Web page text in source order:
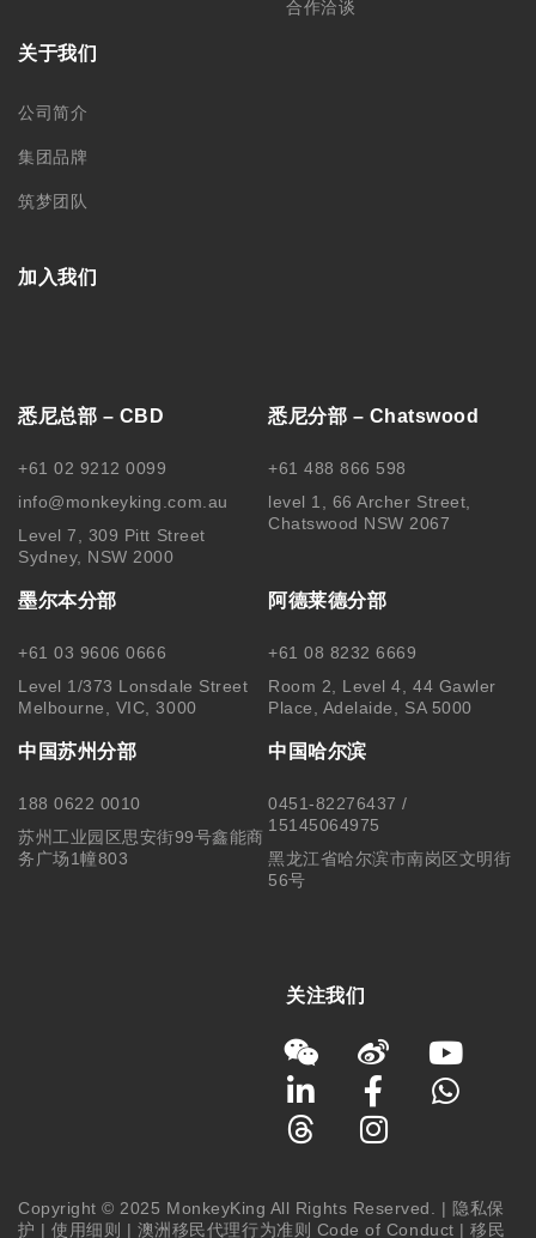
合作洽谈
关于我们
公司简介
集团品牌
筑梦团队
加入我们
悉尼总部 – CBD
+61 02 9212 0099
info@monkeyking.com.au
Level 7, 309 Pitt Street
Sydney, NSW 2000
悉尼分部 – Chatswood
+61 488 866 598
level 1, 66 Archer Street,
Chatswood NSW 2067
墨尔本分部
+61 03 9606 0666
Level 1/373 Lonsdale Street
Melbourne, VIC, 3000
阿德莱德分部
+61 08 8232 6669
Room 2, Level 4, 44 Gawler
Place, Adelaide, SA 5000
中国苏州分部
188 0622 0010
苏州工业园区思安街99号鑫能商
务广场1幢803
中国哈尔滨
0451-82276437 /
15145064975
黑龙江省哈尔滨市南岗区文明街
56号
关注我们
Copyright © 2025 MonkeyKing All Rights Reserved. | 隐私保
护 |使用细则 | 澳洲移民代理行为准则 Code of Conduct |移民